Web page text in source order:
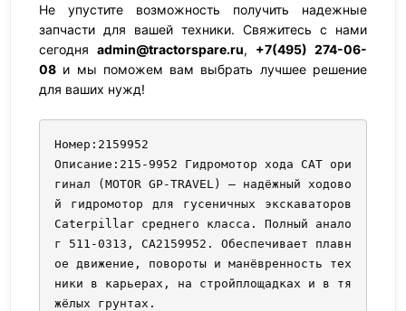
Не упустите возможность получить надежные
запчасти для вашей техники. Свяжитесь с нами
сегодня admin@tractorspare.ru, +7(495) 274-06-
08 и мы поможем вам выбрать лучшее решение
для ваших нужд!
Номер:2159952
Описание:215-9952 Гидромотор хода CAT ори
гинал (MOTOR GP-TRAVEL) — надёжный ходово
й гидромотор для гусеничных экскаваторов
Caterpillar среднего класса. Полный анало
г 511-0313, CA2159952. Обеспечивает плавн
ое движение, повороты и манёвренность тех
ники в карьерах, на стройплощадках и в тя
жёлых грунтах.